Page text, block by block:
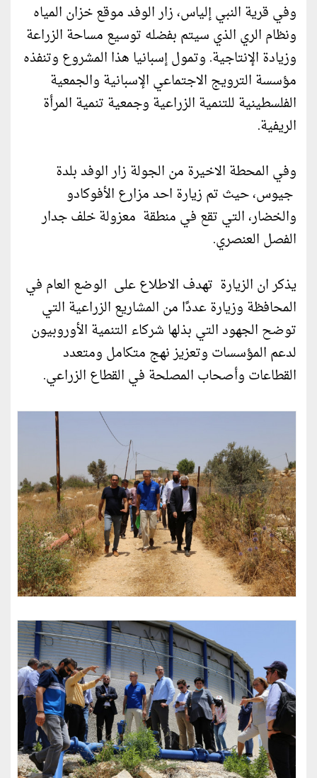
وفي قرية النبي إلياس، زار الوفد موقع خزان المياه
ونظام الري الذي سيتم بفضله توسيع مساحة الزراعة
وزيادة الإنتاجية. وتمول إسبانيا هذا المشروع وتنفذه
مؤسسة الترويج الاجتماعي الإسبانية والجمعية
الفلسطينية للتنمية الزراعية وجمعية تنمية المرأة
الريفية.
وفي المحطة الاخيرة من الجولة زار الوفد بلدة
جيوس، حيث تم زيارة احد مزارع الأفوكادو
والخضار، التي تقع في منطقة معزولة خلف جدار
الفصل العنصري.
يذكر ان الزيارة تهدف الاطلاع على الوضع العام في
المحافظة وزيارة عددًا من المشاريع الزراعية التي
توضح الجهود التي بذلها شركاء التنمية الأوروبيون
لدعم المؤسسات وتعزيز نهج متكامل ومتعدد
القطاعات وأصحاب المصلحة في القطاع الزراعي.